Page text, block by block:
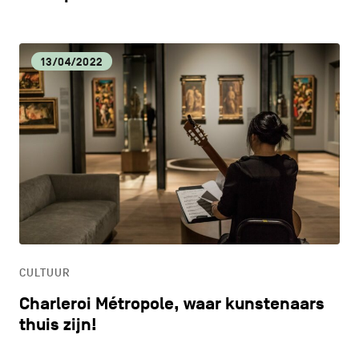
13/04/2022
CULTUUR
Charleroi Métropole, waar kunstenaars
thuis zijn!